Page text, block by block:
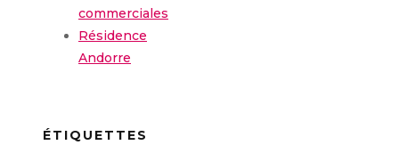
commerciales
Résidence
Andorre
ÉTIQUETTES